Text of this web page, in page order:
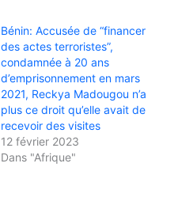
Bénin: Accusée de “financer
des actes terroristes”,
condamnée à 20 ans
d’emprisonnement en mars
2021, Reckya Madougou n’a
plus ce droit qu’elle avait de
recevoir des visites
12 février 2023
Dans "Afrique"